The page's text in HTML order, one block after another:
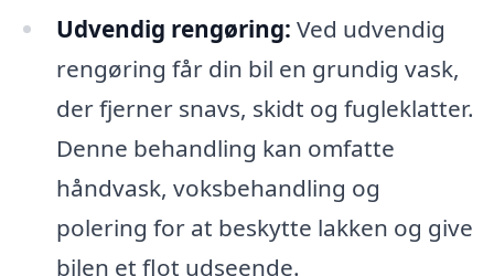
Udvendig rengøring: Ved udvendig
rengøring får din bil en grundig vask,
der fjerner snavs, skidt og fugleklatter.
Denne behandling kan omfatte
håndvask, voksbehandling og
polering for at beskytte lakken og give
bilen et flot udseende.